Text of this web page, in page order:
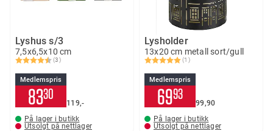
Lyshus s/3
7,5x6,5x10 cm
Karakter:
(3)
4.7 av 5 mulige
Medlemspris
8330
119,-
På lager i butikk
Utsolgt på nettlager
Lysholder
13x20 cm metall sort/gull
Karakter:
(1)
5.0 av 5 mulige
Medlemspris
6993
99 90
På lager i butikk
Utsolgt på nettlager